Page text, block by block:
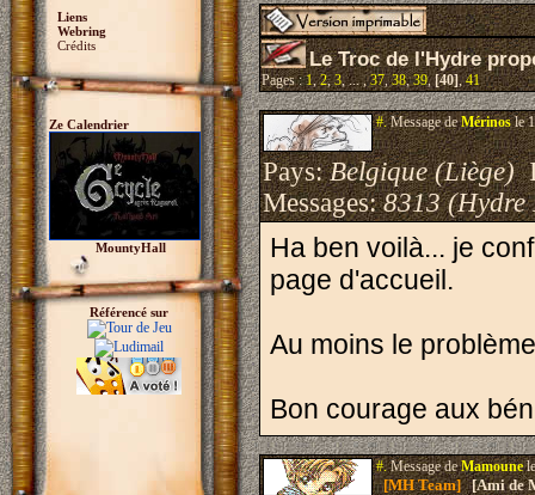
Liens
Webring
Crédits
Ze Calendrier
MountyHall
Référencé sur
Le Troc de l'Hydre
Pages :1,2,3, ... ,37,38,39,[40],41
#.Message deMérinosle
Pays:Belgique (Liège)
Messages:8313 (Hydre
Ha ben voilà... je
page d'accueil.
Au moins le
Bon courage aux
#.Message deMamoune
[MH Team][Ami de